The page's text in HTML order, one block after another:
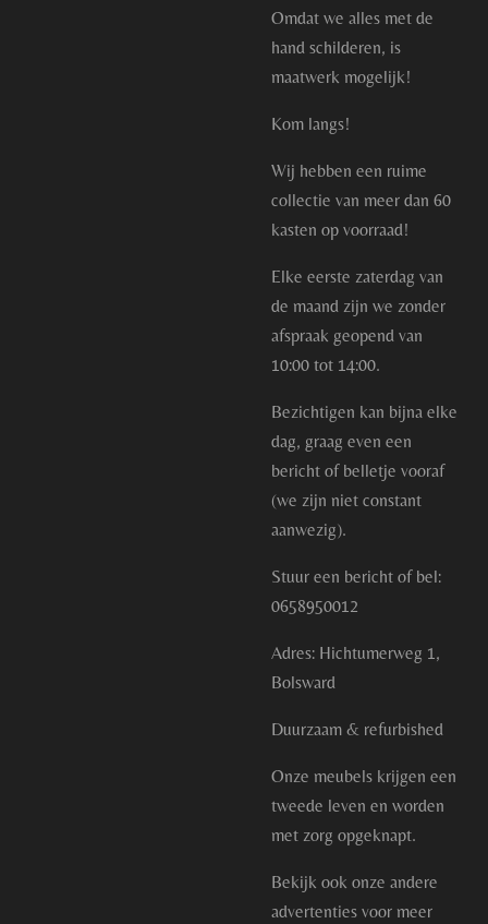
Omdat we alles met de
hand schilderen, is
maatwerk mogelijk!
Kom langs!
Wij hebben een ruime
collectie van meer dan 60
kasten op voorraad!
Elke eerste zaterdag van
de maand zijn we zonder
afspraak geopend van
10:00 tot 14:00.
Bezichtigen kan bijna elke
dag, graag even een
bericht of belletje vooraf
(we zijn niet constant
aanwezig).
Stuur een bericht of bel:
0658950012
Adres: Hichtumerweg 1,
Bolsward
Duurzaam & refurbished
Onze meubels krijgen een
tweede leven en worden
met zorg opgeknapt.
Bekijk ook onze andere
advertenties voor meer